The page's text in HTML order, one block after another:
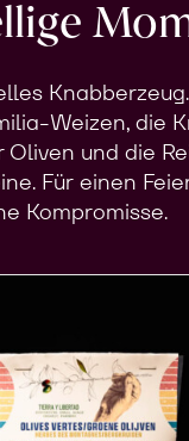
Weizen, die
und die
Für einen
Kompromisse.